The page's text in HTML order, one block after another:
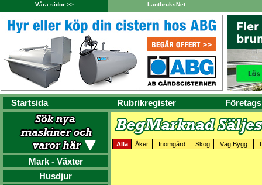
Våra sidor >> LantbruksNet
Startsida Rubrikregister
Mark - Växter
Husdjur
Alla Åker Inomgård Skog Väg Bygg